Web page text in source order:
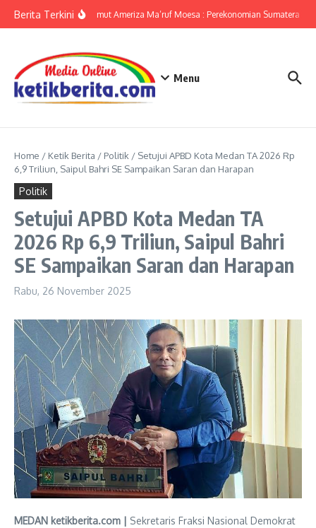
Berita TerkiniKPwBI Sumut Ameriza Ma’ruf Moesa : Perekonomian Sumatera
Menu
Home / Ketik Berita / Politik / Setujui APBD Kota Medan TA 2026 Rp
6,9 Triliun, Saipul Bahri SE Sampaikan Saran dan Harapan
Politik
Setujui APBD Kota Medan TA
2026 Rp 6,9 Triliun, Saipul Bahri
SE Sampaikan Saran dan Harapan
Rabu, 26 November 2025
MEDAN ketikberita.com | Sekretaris Fraksi Nasional Demokrat